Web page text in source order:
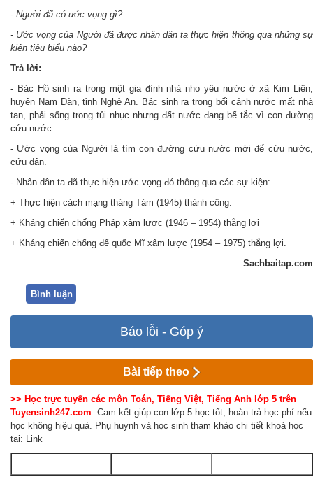
- Người đã có ước vọng gì?
- Ước vọng của Người đã được nhân dân ta thực hiện thông qua những sự
kiện tiêu biểu nào?
Trả lời:
- Bác Hồ sinh ra trong một gia đình nhà nho yêu nước ở xã Kim Liên,
huyện Nam Đàn, tỉnh Nghệ An. Bác sinh ra trong bối cảnh nước mất nhà
tan, phải sống trong tủi nhục nhưng đất nước đang bế tắc vì con đường
cứu nước.
- Ước vọng của Người là tìm con đường cứu nước mới để cứu nước,
cứu dân.
- Nhân dân ta đã thực hiện ước vọng đó thông qua các sự kiện:
+ Thực hiện cách mạng tháng Tám (1945) thành công.
+ Kháng chiến chống Pháp xâm lược (1946 – 1954) thắng lợi
+ Kháng chiến chống đế quốc Mĩ xâm lược (1954 – 1975) thắng lợi.
Sachbaitap.com
Bình luận
Báo lỗi - Góp ý
Bài tiếp theo
>> Học trực tuyến các môn Toán, Tiếng Việt, Tiếng Anh lớp 5 trên
Tuyensinh247.com. Cam kết giúp con lớp 5 học tốt, hoàn trả học phí nếu
học không hiệu quả. Phụ huynh và học sinh tham khảo chi tiết khoá học
tại: Link